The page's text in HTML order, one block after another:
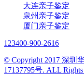
大连亲子鉴定
泉州亲子鉴定
厦门亲子鉴定
123400-900-2616
© Copyright 2017 深圳
17137795号. ALL Rights